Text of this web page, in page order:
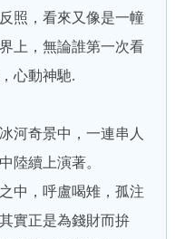
，看來又像是一幢
上，無論誰第一次看
心動神馳.
奇景中，一連串人
陸續上演著。
，呼盧喝雉，孤注
實正是為錢財而拚